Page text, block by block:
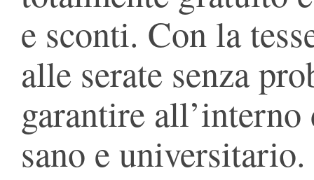
e sconti. Con la
alle serate senza
garantire
sano e